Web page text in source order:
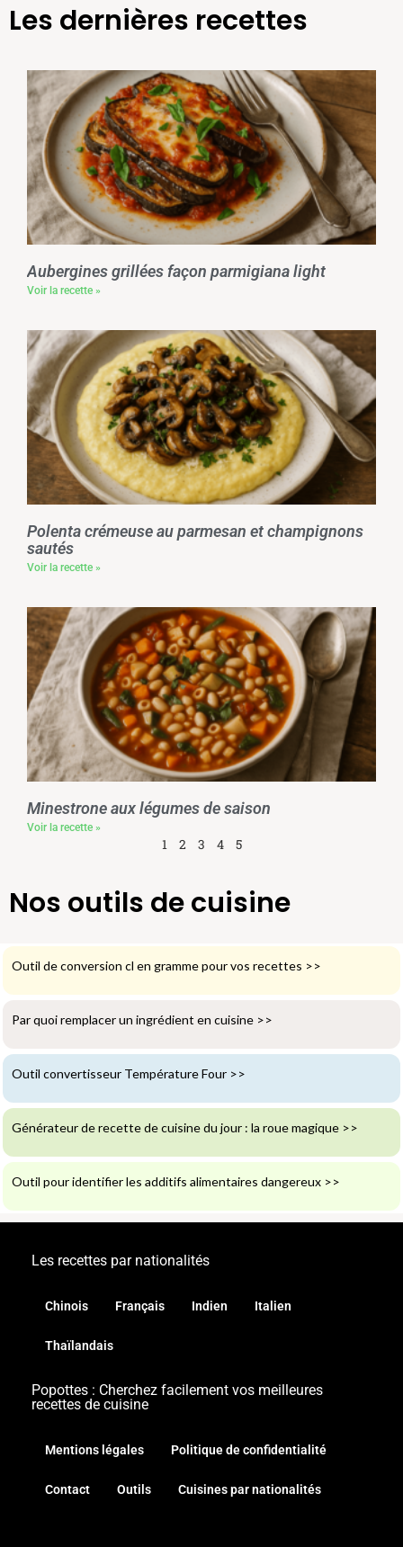
Les dernières recettes
Aubergines grillées façon parmigiana light
Voir la recette »
Polenta crémeuse au parmesan et champignons
sautés
Voir la recette »
Minestrone aux légumes de saison
Voir la recette »
1 2 3 4 5
Nos outils de cuisine
Outil de conversion cl en gramme pour vos recettes >>
Par quoi remplacer un ingrédient en cuisine >>
Outil convertisseur Température Four >>
Générateur de recette de cuisine du jour : la roue magique >>
Outil pour identifier les additifs alimentaires dangereux >>
Les recettes par nationalités
Chinois Français Indien Italien
Thaïlandais
Popottes : Cherchez facilement vos meilleures
recettes de cuisine
Mentions légales Politique de confidentialité
Contact Outils Cuisines par nationalités